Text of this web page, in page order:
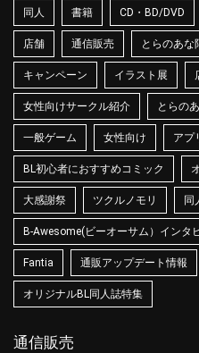
同人 書籍 CD・BD/DVD
店舗 通信販売 とらのあな
キャンペーン イラスト展
女性向けサークル紹介 とらの
一般ゲーム 女性向け アプ
BL初心者におすすめコミック
大感謝祭 ツクルノモリ 同
B-Awesome(ビーオーサム）インタ
Fantia 通販アップデート情報
オリジナルBL同人誌特集
通信販売